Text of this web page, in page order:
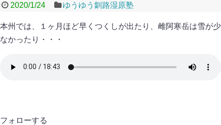
2020/1/24 ゆうゆう釧路湿原塾
本州では、１ヶ月ほど早くつくしが出たり、雌阿寒岳は雪が少
なかったり・・・
フォローする